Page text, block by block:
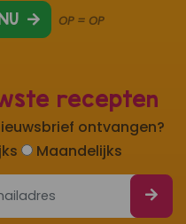
recepten
ontvangen?
Maandelijks
OP = OP